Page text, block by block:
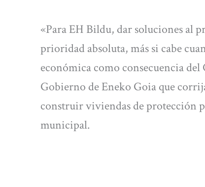
«Para EH Bildu, dar soluciones al
prioridad absoluta, más si cabe
económica como consecuencia
Gobierno de Eneko Goia que
construir viviendas de protección
municipal.